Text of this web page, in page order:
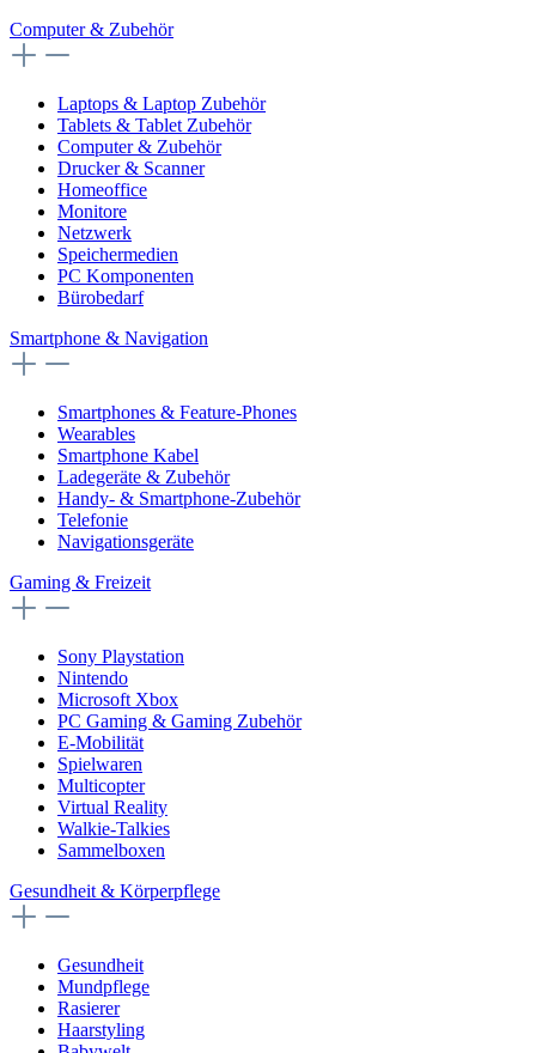
Computer & Zubehör
Laptops & Laptop Zubehör
Tablets & Tablet Zubehör
Computer & Zubehör
Drucker & Scanner
Homeoffice
Monitore
Netzwerk
Speichermedien
PC Komponenten
Bürobedarf
Smartphone & Navigation
Smartphones & Feature-Phones
Wearables
Smartphone Kabel
Ladegeräte & Zubehör
Handy- & Smartphone-Zubehör
Telefonie
Navigationsgeräte
Gaming & Freizeit
Sony Playstation
Nintendo
Microsoft Xbox
PC Gaming & Gaming Zubehör
E-Mobilität
Spielwaren
Multicopter
Virtual Reality
Walkie-Talkies
Sammelboxen
Gesundheit & Körperpflege
Gesundheit
Mundpflege
Rasierer
Haarstyling